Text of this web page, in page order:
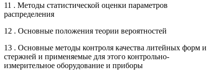
11 . Методы статистической оценки параметров
распределения
12 . Основные положения теории вероятностей
13 . Основные методы контроля качества литейных форм и
стержней и применяемые для этого контрольно-
измерительное оборудование и приборы